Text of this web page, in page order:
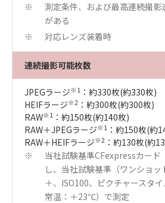
※
測定条件、および最高連続撮影
がある
※ 対応レンズ装着時
連続撮影可能枚数
JPEGラージ※1 ：約330枚(約330枚)
HEIFラージ※2 ：約300枚(約300枚)
RAW※1 ：約150枚(約140枚)
RAW＋JPEGラージ※1 ：約150枚(約
RAW＋HEIFラージ※2 ：約130枚(約
※
当社試験基準CFexpressカード
し、当社試験基準（ワンショ
＋、ISO100、ピクチャースタイ
常温：＋23℃）で測定